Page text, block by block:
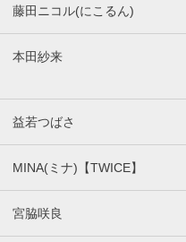
藤田ニコル(にこるん)
本田紗来
益若つばさ
MINA(ミナ)【TWICE】
宮脇咲良